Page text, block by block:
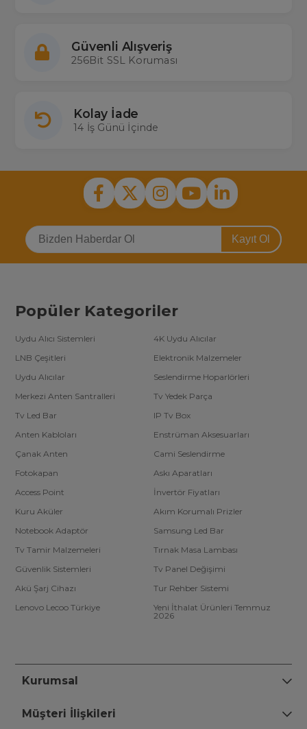
Güvenli Alışveriş
256Bit SSL Koruması
Kolay İade
14 İş Günü İçinde
Kayıt Ol
Popüler Kategoriler
Uydu Alıcı Sistemleri
4K Uydu Alıcılar
LNB Çeşitleri
Elektronik Malzemeler
Uydu Alıcılar
Seslendirme Hoparlörleri
Merkezi Anten Santralleri
Tv Yedek Parça
Tv Led Bar
IP Tv Box
Anten Kabloları
Enstrüman Aksesuarları
Çanak Anten
Cami Seslendirme
Fotokapan
Askı Aparatları
Access Point
İnvertör Fiyatları
Kuru Aküler
Akım Korumalı Prizler
Notebook Adaptör
Samsung Led Bar
Tv Tamir Malzemeleri
Tırnak Masa Lambası
Güvenlik Sistemleri
Tv Panel Değişimi
Akü Şarj Cihazı
Tur Rehber Sistemi
Lenovo Lecoo Türkiye
Yeni İthalat Ürünleri Temmuz
2026
Kurumsal
Müşteri İlişkileri